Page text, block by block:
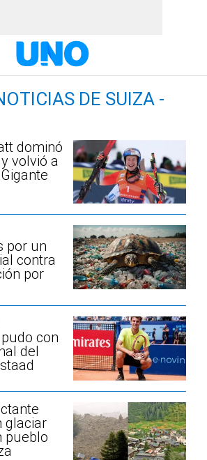
DE SUIZA -
dominó
volvió a
por un
contra
por
con
del
glaciar
pueblo